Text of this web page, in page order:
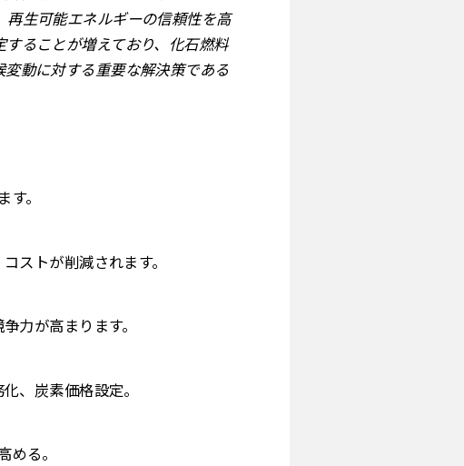
生可能エネルギーの信頼性を高
ることが増えており、化石燃料
動に対する重要な解決策である
。
ストが削減されます。
力が高まります。
、炭素価格設定。
る。